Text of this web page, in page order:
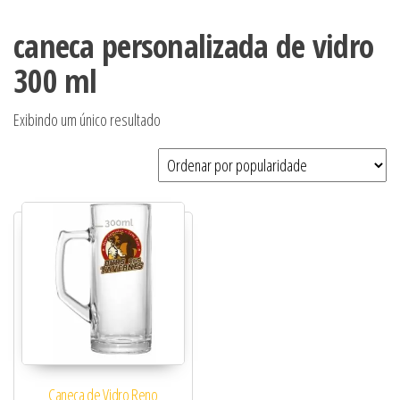
caneca personalizada de vidro
300 ml
Exibindo um único resultado
Caneca de Vidro Reno